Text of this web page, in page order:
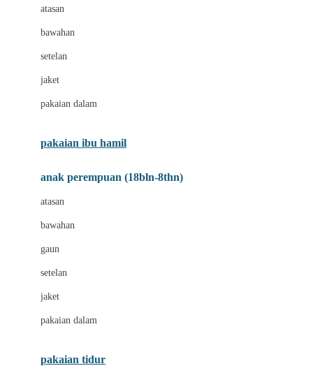
Cottonseeds
Crane
Drew
atasan
bawahan
setelan
jaket
pakaian dalam
pakaian ibu hamil
anak perempuan (18bln-8thn)
atasan
bawahan
gaun
setelan
jaket
pakaian dalam
pakaian tidur